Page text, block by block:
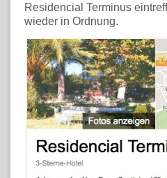
Residencial Terminus
wieder in Ordnung.